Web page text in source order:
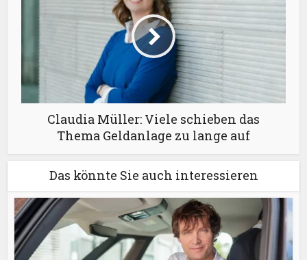
Claudia Müller: Viele schieben das
Thema Geldanlage zu lange auf
Das könnte Sie auch interessieren